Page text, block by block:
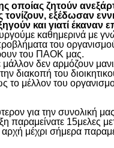
ζητούν
τονίζουν,
γιατί έκαναν
καθημερινά με
του
του ΠΑΟΚ μας.
δεν αρμόζουν
του
μέλλον του
για την συνολική
παραμείνατε 15μελες
αρχή μέχρι σήμερα